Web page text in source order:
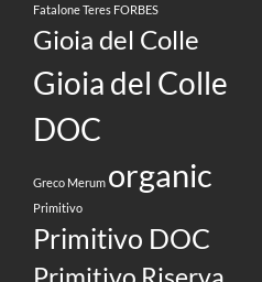
Fatalone Teres FORBES
Gioia del Colle
Gioia del Colle
DOC
Greco Merum organic
Primitivo
Primitivo DOC